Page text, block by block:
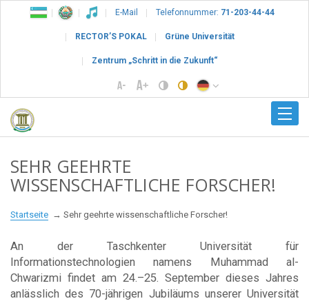
E-Mail Telefonnummer: 71-203-44-44
RECTOR’S POKAL Grüne Universität
Zentrum „Schritt in die Zukunft“
SEHR GEEHRTE
WISSENSCHAFTLICHE FORSCHER!
Startseite Sehr geehrte wissenschaftliche Forscher!
An der Taschkenter Universität für
Informationstechnologien namens Muhammad al-
Chwarizmi findet am 24.–25. September dieses Jahres
anlässlich des 70-jährigen Jubiläums unserer Universität